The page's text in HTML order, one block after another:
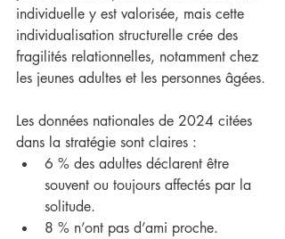
individuelle y est valorisée, mais cette
individualisation structurelle crée des
fragilités relationnelles, notamment chez
les jeunes adultes et les personnes âgées.
Les données nationales de 2024 citées
dans la stratégie sont claires :
6 % des adultes déclarent être
souvent ou toujours affectés par la
solitude.
8 % n’ont pas d’ami proche.